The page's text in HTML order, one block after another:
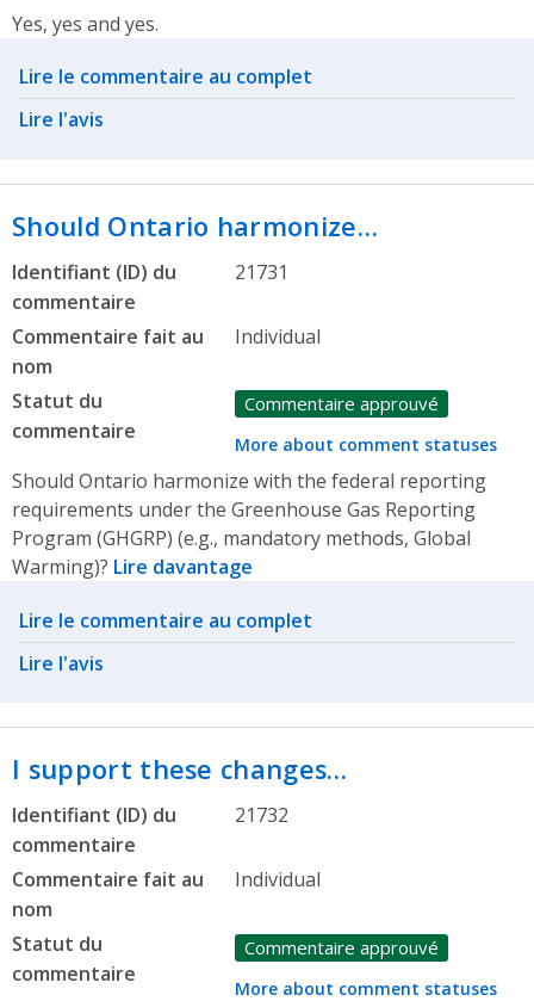
Yes, yes and yes.
Related actions
Lire le commentaire au complet
Lire l'avis
Should Ontario harmonize…
Identifiant (ID) du
commentaire
21731
Commentaire fait au
nom
Individual
Statut du
commentaire
Commentaire approuvé
More about comment statuses
Should Ontario harmonize with the federal reporting
requirements under the Greenhouse Gas Reporting
Program (GHGRP) (e.g., mandatory methods, Global
Warming)? Lire davantage
Related actions
Lire le commentaire au complet
Lire l'avis
I support these changes…
Identifiant (ID) du
commentaire
21732
Commentaire fait au
nom
Individual
Statut du
commentaire
Commentaire approuvé
More about comment statuses